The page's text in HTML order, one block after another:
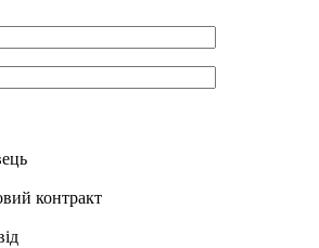
контракт